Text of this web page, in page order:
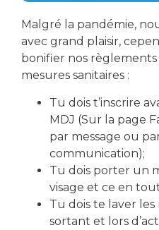
16
17:00
Local Action
7
Malgré la pandémie,
avec grand plaisir,
bonifier nos
mesures sanitaires :
Tu dois t’inscrire
MDJ (Sur la page
par message ou
communication);
Tu dois porter un
visage et ce en
Tu dois te laver
sortant et lors